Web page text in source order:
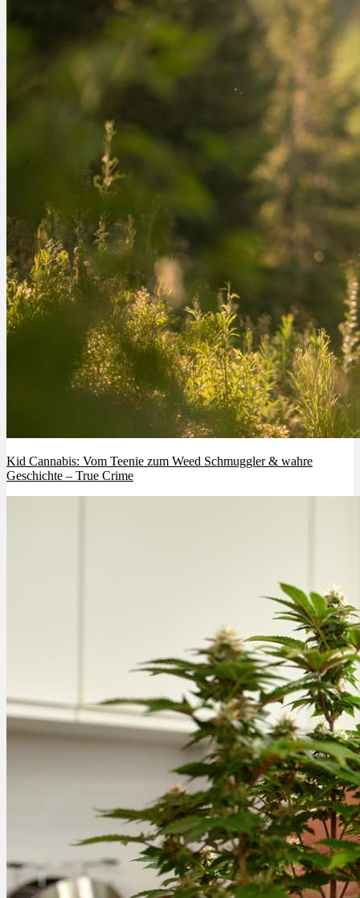
Kid Cannabis: Vom Teenie zum Weed Schmuggler & wahre
Geschichte – True Crime